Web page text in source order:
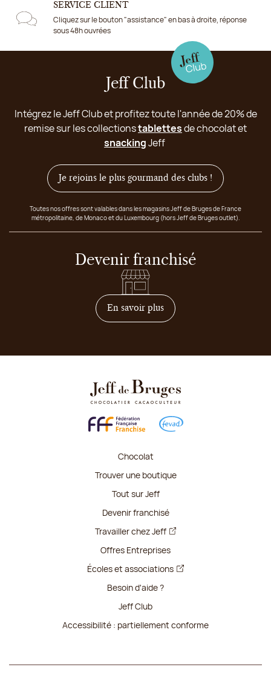
SERVICE CLIENT
Cliquez sur le bouton "assistance" en bas à droite, réponse
sous 48h ouvrées
Jeff Club
Intégrez le Jeff Club et profitez toute l'année de 20% de
remise sur les collectionstablettesde chocolat et
snackingJeff
Je rejoins le plus gourmand des clubs !
Toutes nos offres sont valables dans les magasins Jeff de Bruges de France
métropolitaine, de Monaco et du Luxembourg (hors Jeff de Bruges outlet).
Devenir franchisé
En savoir plussur comment devenir
Chocolat
Trouver une boutique
Tout sur Jeff
Devenir franchisé
Travailler chez Jeff
Offres Entreprises
Écoles et associations
Besoin d'aide ?
Jeff Club
Accessibilité : partiellement conforme